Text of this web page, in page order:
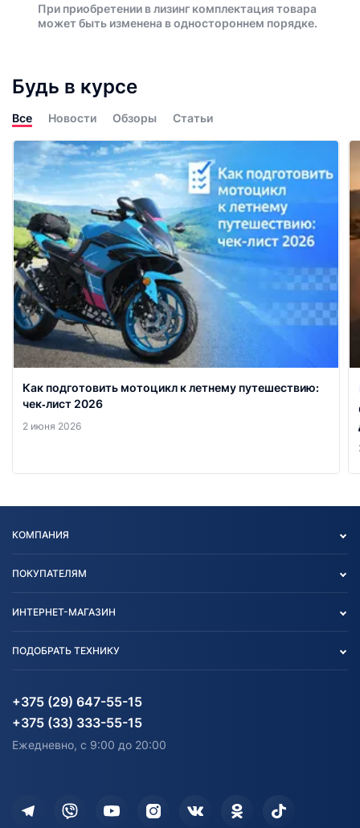
При приобретении в лизинг комплектация товара
может быть изменена в одностороннем порядке.
Будь в курсе
Все Новости Обзоры Статьи
Как подготовить мотоцикл к летнему путешествию:
чек‑лист 2026
2 июня 2026
КОМПАНИЯ
Блог
Карта сайта
ПОКУПАТЕЛЯМ
Согласие на обработку
Информация до получения
согласия на обработку
Доставка
Дополнительные услуги
ИНТЕРНЕТ-МАГАЗИН
Агротехника
Водный транспорт
Электротранспорт
Здоровье
ПОДОБРАТЬ ТЕХНИКУ
Агротехника
Электротранспорт
+375 (29) 647-55-15
+375 (33) 333-55-15
Ежедневно, с 9:00 до 20:00